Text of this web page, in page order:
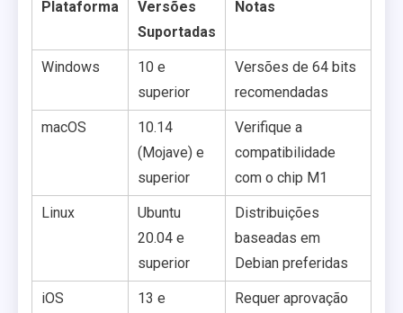
Plataforma
Versões
Suportadas
Notas
Windows
10 e
superior
Versões de 64 bits
recomendadas
macOS
10.14
(Mojave) e
superior
Verifique a
compatibilidade
com o chip M1
Linux
Ubuntu
20.04 e
superior
Distribuições
baseadas em
Debian preferidas
iOS
13 e
Requer aprovação